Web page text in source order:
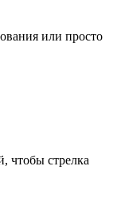
или просто
чтобы стрелка